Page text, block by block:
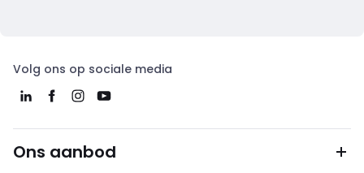
Volg ons op sociale media
Ons aanbod